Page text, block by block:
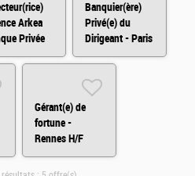
Arkea
Privée
H/F
Banquier(ère)
Privé(e) du
Dirigeant - Paris
H/F
Gérant(e) de
fortune -
Rennes H/F